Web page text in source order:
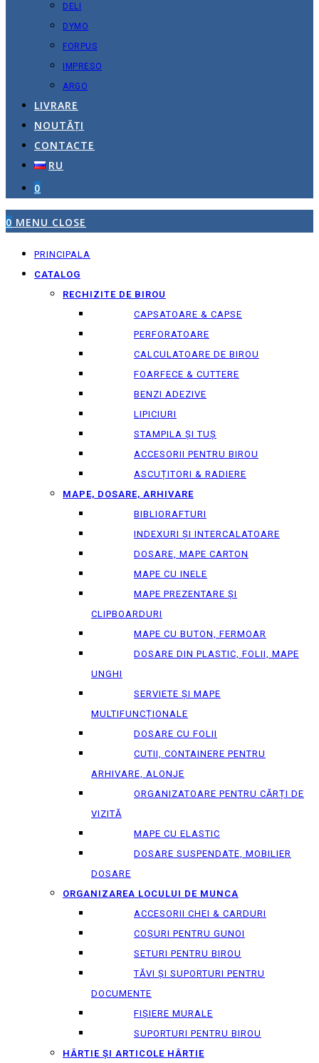
DELI
DYMO
FORPUS
IMPRESO
ARGO
LIVRARE
NOUTĂȚI
CONTACTE
RU
0
0 MENU CLOSE
PRINCIPALA
CATALOG
RECHIZITE DE BIROU
CAPSATOARE & CAPSE
PERFORATOARE
CALCULATOARE DE BIROU
FOARFECE & CUTTERE
BENZI ADEZIVE
LIPICIURI
STAMPILA ȘI TUȘ
ACCESORII PENTRU BIROU
ASCUȚITORI & RADIERE
MAPE, DOSARE, ARHIVARE
BIBLIORAFTURI
INDEXURI ȘI INTERCALATOARE
DOSARE, MAPE CARTON
MAPE CU INELE
MAPE PREZENTARE ȘI
CLIPBOARDURI
MAPE CU BUTON, FERMOAR
DOSARE DIN PLASTIC, FOLII, MAPE
UNGHI
SERVIETE ȘI MAPE
MULTIFUNCȚIONALE
DOSARE CU FOLII
CUTII, CONTAINERE PENTRU
ARHIVARE, ALONJE
ORGANIZATOARE PENTRU CĂRȚI DE
VIZITĂ
MAPE CU ELASTIC
DOSARE SUSPENDATE, MOBILIER
DOSARE
ORGANIZAREA LOCULUI DE MUNCA
ACCESORII CHEI & СARDURI
COȘURI PENTRU GUNOI
SETURI PENTRU BIROU
TĂVI ȘI SUPORTURI PENTRU
DOCUMENTE
FIȘIERE MURALE
SUPORTURI PENTRU BIROU
HÂRTIE ȘI ARTICOLE HÂRTIE